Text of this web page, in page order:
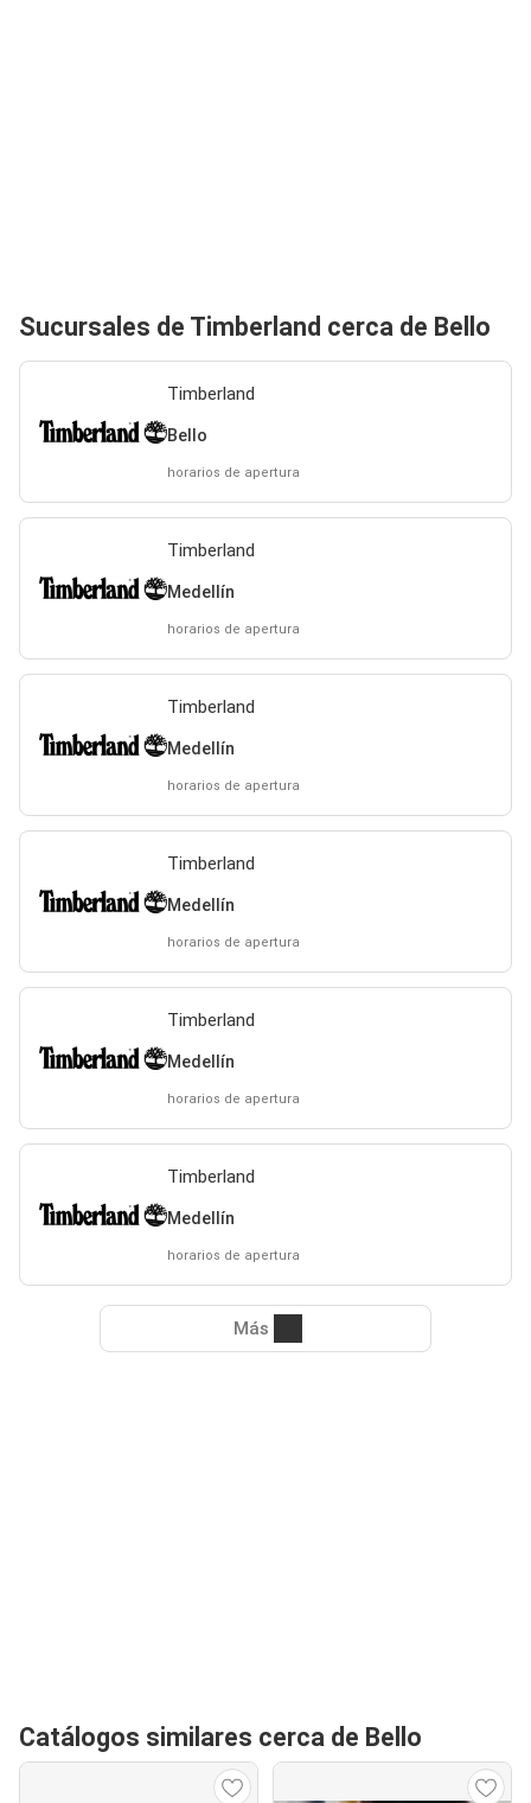
Sucursales de Timberland cerca de Bello
Timberland
Bello
horarios de apertura
Timberland
Medellín
horarios de apertura
Timberland
Medellín
horarios de apertura
Timberland
Medellín
horarios de apertura
Timberland
Medellín
horarios de apertura
Timberland
Medellín
horarios de apertura
Más
Catálogos similares cerca de Bello